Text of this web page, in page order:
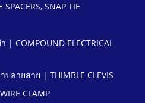
SNAP TIE
COMPOUND ELECTRICAL
ลายสาย | THIMBLE CLEVIS
CLAMP